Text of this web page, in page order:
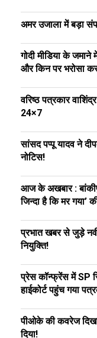
अमर उजाला में बड़ा
गोदी मीडिया के
और किन पर भरोसा
वरिष्ठ पत्रकार
24×7
सांसद पप्पू यादव ने
नोटिस!
आज के अखबार :
जिन्दा है कि मर गया’
प्रभात खबर से जुड़े
नियुक्ति!
प्रेस कॉन्फ्रेंस में SP
हाईकोर्ट पहुंच गया
पीओके की कवरेज
दिया!